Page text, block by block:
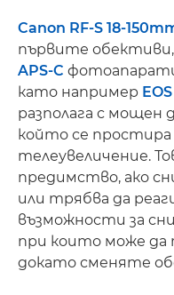
Canon RF-S 18-
първите обективи,
APS-C
като например
разполага с мощен
който се
телеувеличение.
предимство, ако
или трябва да
възможности за
при които може да
докато сменяте